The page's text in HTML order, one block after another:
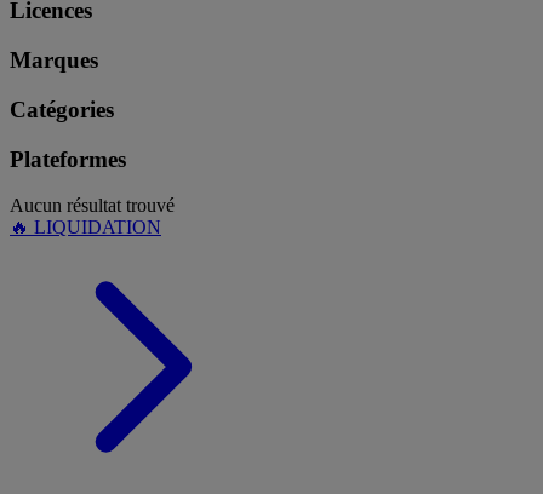
Licences
Marques
Catégories
Plateformes
Aucun résultat trouvé
🔥 LIQUIDATION